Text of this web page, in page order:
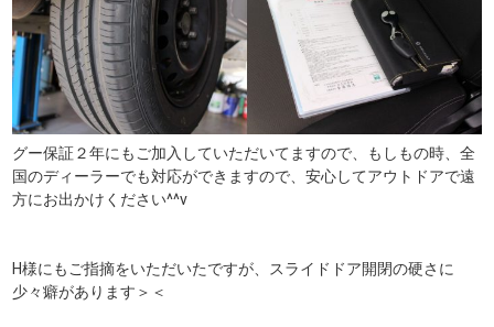
グー保証２年にもご加入していただいてますので、もしもの時、全
国のディーラーでも対応ができますので、安心してアウトドアで遠
方にお出かけください^^v
H様にもご指摘をいただいたですが、スライドドア開閉の硬さに
少々癖があります＞＜